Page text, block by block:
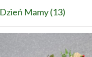
Dzień Mamy(13)